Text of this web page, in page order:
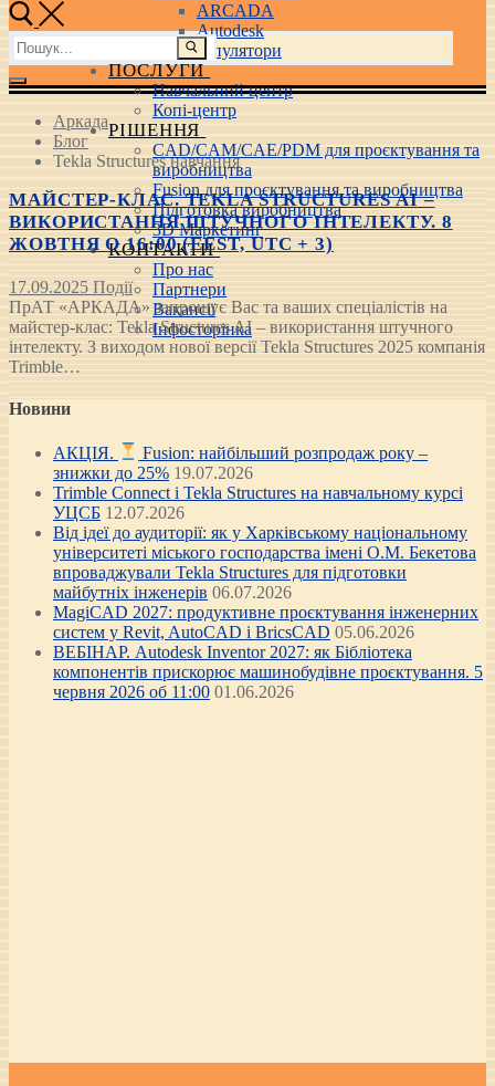
ARCADA
Autodesk
3D маніпулятори
ПОСЛУГИ
Навчальний центр
Копі-центр
РІШЕННЯ
CAD/CAM/CAE/PDM для проєктування та
виробництва
Fusion для проєктування та виробництва
Підготовка виробництва
3D Маркетинг
КОНТАКТИ
Про нас
Партнери
Вакансії
Інфосторінка
Пошук:
Аркада
Блог
Tekla Structures навчання
МАЙСТЕР-КЛАС. TEKLA STRUCTURES AI –
ВИКОРИСТАННЯ ШТУЧНОГО ІНТЕЛЕКТУ. 8
ЖОВТНЯ О 16:00 (EEST, UTC + 3)
17.09.2025 Події
ПрАТ «АРКАДА» запрошує Вас та ваших спеціалістів на
майстер-клас: Tekla Structures AI – використання штучного
інтелекту. З виходом нової версії Tekla Structures 2025 компанія
Trimble…
Новини
АКЦІЯ.
Fusion: найбільший розпродаж року –
знижки до 25% 19.07.2026
Trimble Connect і Tekla Structures на навчальному курсі
УЦСБ 12.07.2026
Від ідеї до аудиторії: як у Харківському національному
університеті міського господарства імені О.М. Бекетова
впроваджували Tekla Structures для підготовки
майбутніх інженерів 06.07.2026
MagiCAD 2027: продуктивне проєктування інженерних
систем у Revit, AutoCAD і BricsCAD 05.06.2026
ВЕБІНАР. Autodesk Inventor 2027: як Бібліотека
компонентів прискорює машинобудівне проєктування. 5
червня 2026 об 11:00 01.06.2026